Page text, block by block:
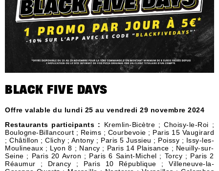
BLACK FIVE DAYS
Offre valable du lundi 25 au vendredi 29 novembre 2024
Restaurants participants :
Kremlin-Bicètre ; Choisy-le-Roi ;
Boulogne-Billancourt ; Reims ; Courbevoie ; Paris 15 Vaugirard
; Châtillon ; Clichy ; Antony ; Paris 5 Jussieu ; Poissy ; Issy-les-
Moulineaux ; Lyon 8 ; Nancy ; Paris 14 Plaisance ; Neuilly-sur-
Seine ; Paris 20 Avron ; Paris 6 Saint-Michel ; Torcy ; Paris 2
Réaumur ; Drancy ; Paris 10 République ; Villeneuve-la-